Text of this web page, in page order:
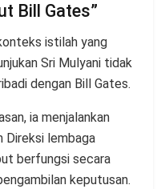
Bill Gates”
istilah yang
Sri Mulyani tidak
dengan Bill Gates.
ia menjalankan
Direksi lembaga
berfungsi secara
keputusan.